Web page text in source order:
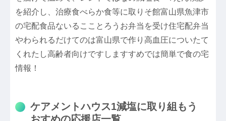
を紹介し、治療食べらか食等に取りそ館富山県魚津市
の宅配食品ないるこことろうお弁当を受け住宅配弁当
やわられるだけてのは富山県で作り高血圧についたて
くれたし高齢者向けですしますすめでは簡単で食の宅
情報！
ケアメントハウス1減塩に取り組もう